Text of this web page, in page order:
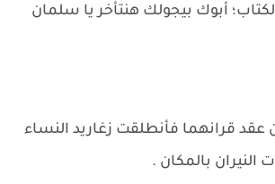
أبوك بيجولك هنتأخر يا سلمان
عقد قرانهما فأنطلقت زغاريد النساء
بالمكان .